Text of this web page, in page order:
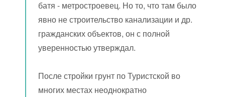
батя - метростроевец. Но то, что там было
явно не строительство канализации и др.
гражданских объектов, он с полной
уверенностью утверждал.
После стройки грунт по Туристской во
многих местах неоднократно